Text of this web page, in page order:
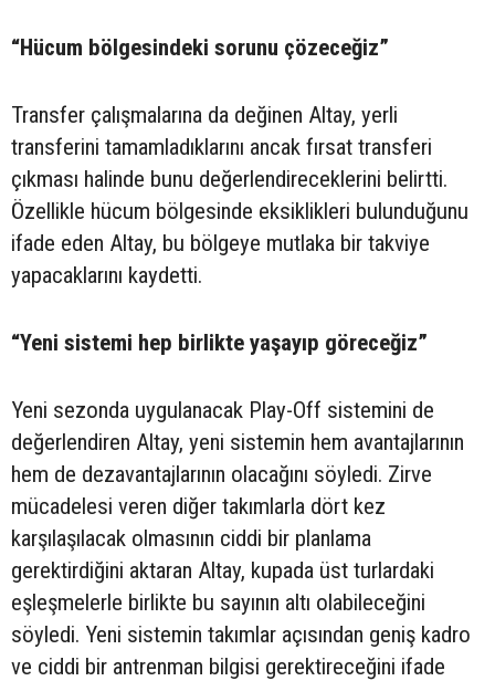
“Hücum bölgesindeki sorunu çözeceğiz”
Transfer çalışmalarına da değinen Altay, yerli
transferini tamamladıklarını ancak fırsat transferi
çıkması halinde bunu değerlendireceklerini belirtti.
Özellikle hücum bölgesinde eksiklikleri bulunduğunu
ifade eden Altay, bu bölgeye mutlaka bir takviye
yapacaklarını kaydetti.
“Yeni sistemi hep birlikte yaşayıp göreceğiz”
Yeni sezonda uygulanacak Play-Off sistemini de
değerlendiren Altay, yeni sistemin hem avantajlarının
hem de dezavantajlarının olacağını söyledi. Zirve
mücadelesi veren diğer takımlarla dört kez
karşılaşılacak olmasının ciddi bir planlama
gerektirdiğini aktaran Altay, kupada üst turlardaki
eşleşmelerle birlikte bu sayının altı olabileceğini
söyledi. Yeni sistemin takımlar açısından geniş kadro
ve ciddi bir antrenman bilgisi gerektireceğini ifade